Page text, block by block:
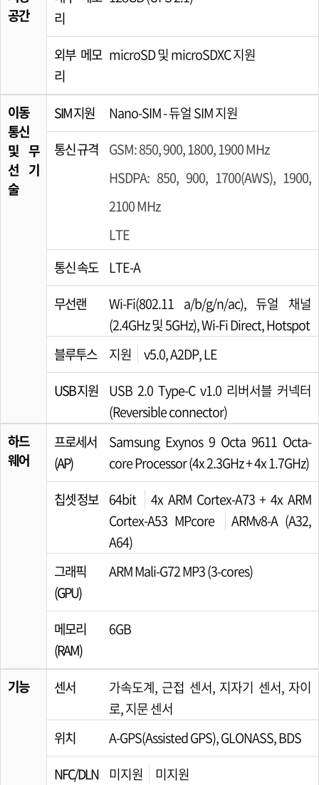
공간
리
외부 메모
리
microSD 및 microSDXC 지원
이동
통신
및 무
선 기
술
SIM 지원
Nano-SIM - 듀얼 SIM 지원
통신 규격 GSM: 850, 900, 1800, 1900 MHz
HSDPA: 850, 900, 1700(AWS), 1900,
2100 MHz
LTE
통신 속도 LTE-A
무선랜
Wi-Fi(802.11 a/b/g/n/ac), 듀얼 채널
(2.4GHz 및 5GHz), Wi-Fi Direct, Hotspot
블루투스
지원
v5.0, A2DP, LE
USB 지원 USB 2.0 Type-C v1.0 리버서블 커넥터
(Reversible connector)
하드
웨어
프로세서
(AP)
Samsung Exynos 9 Octa 9611 Octa-
core Processor (4x 2.3GHz + 4x 1.7GHz)
칩셋 정보 64bit
4x ARM Cortex-A73 + 4x ARM
Cortex-A53 MPcore
ARMv8-A (A32,
A64)
그래픽
(GPU)
ARM Mali-G72 MP3 (3-cores)
메모리
(RAM)
6GB
기능 센서
가속도계, 근접 센서, 지자기 센서, 자이
로, 지문 센서
위치
A-GPS(Assisted GPS), GLONASS, BDS
NFC/DLN
미지원 미지원